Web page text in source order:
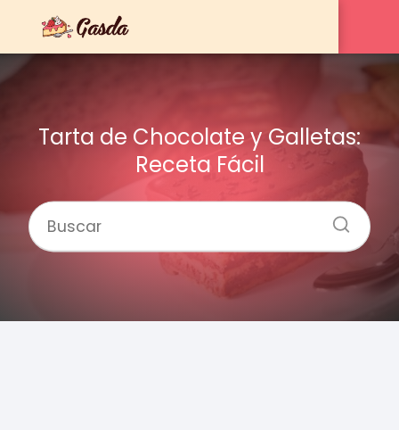
Tarta de Chocolate y Galletas:
Receta Fácil